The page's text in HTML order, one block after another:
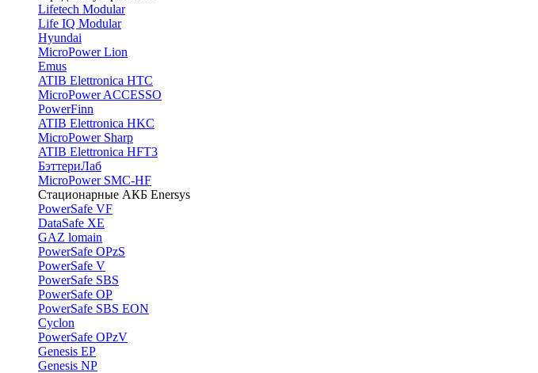
Lifetech Modular
Life IQ Modular
Hyundai
MicroPower Lion
Emus
ATIB Elettronica HTC
MicroPower ACCESSO
PowerFinn
ATIB Elettronica HKC
MicroPower Sharp
ATIB Elettronica HFT3
БэттериЛаб
MicroPower SMC-HF
Стационарные АКБ Enersys
PowerSafe VF
DataSafe XE
GAZ lomain
PowerSafe OPzS
PowerSafe V
PоwerSafe SBS
PowerSafe OP
PоwerSafe SBS EON
Cyclon
PowerSafe OPzV
Genesis EP
Genesis NP